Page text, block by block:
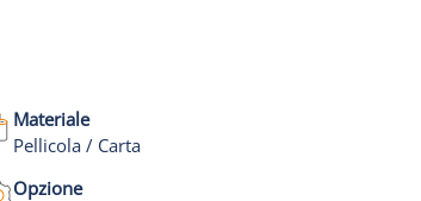
Materiale
Pellicola / Carta
Opzione